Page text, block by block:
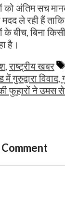
को अंतिम सच
मदद ले रही हैं
के बीच, बिना
है।
,राष्ट्रीय खबर
में गुरुद्वारा
फुहारों ने उमस से